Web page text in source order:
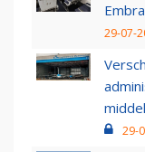
29-07-
29-